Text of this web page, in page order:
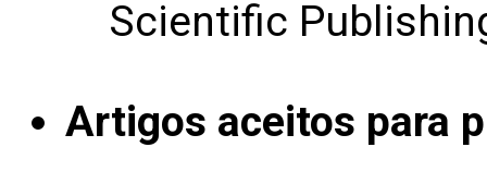
Scientific
Artigos aceitos para